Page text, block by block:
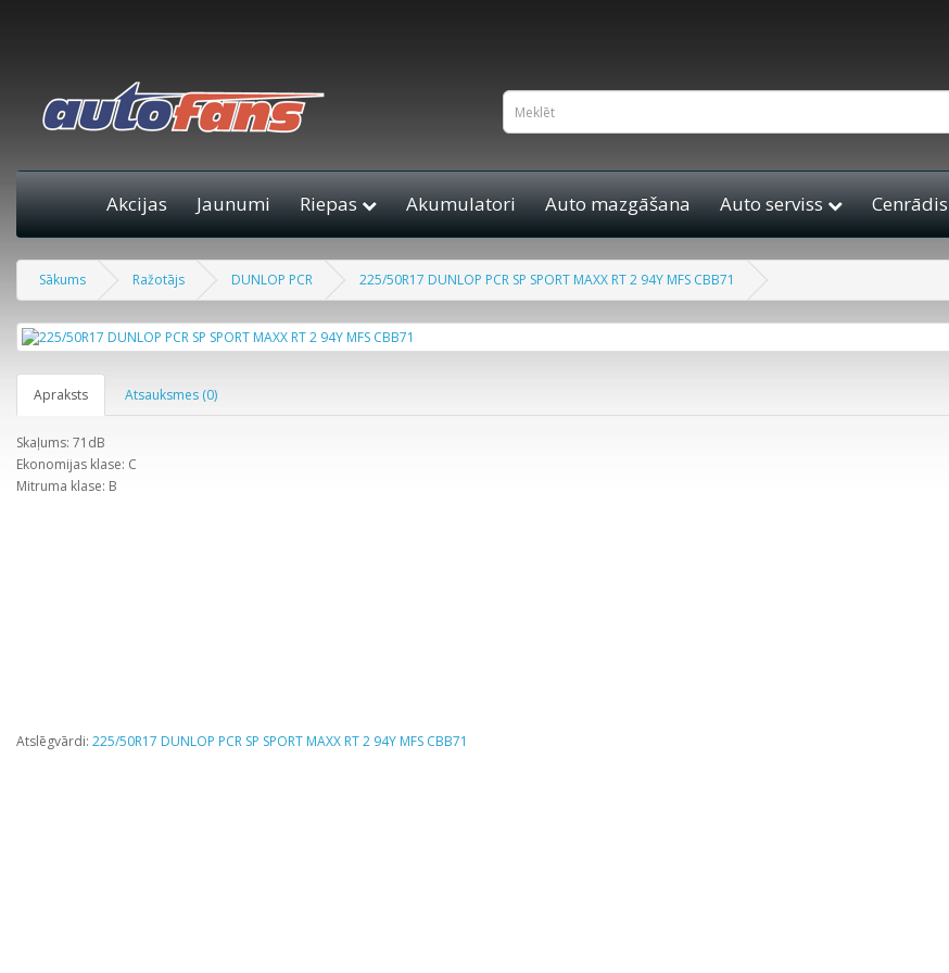
Akcijas Jaunumi Riepas Akumulatori Auto mazgāšana Auto serviss Cenrādis
Sākums Ražotājs DUNLOP PCR 225/50R17 DUNLOP PCR SP SPORT MAXX RT 2 94Y MFS CBB71
Apraksts Atsauksmes (0)
Skaļums: 71dB
Ekonomijas klase: C
Mitruma klase: B
Atslēgvārdi: 225/50R17 DUNLOP PCR SP SPORT MAXX RT 2 94Y MFS CBB71